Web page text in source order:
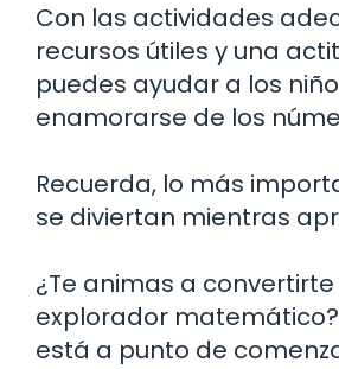
Con las actividades
recursos útiles y una
puedes ayudar a los
enamorarse de los
Recuerda, lo más
se diviertan mientras
¿Te animas a convertirte
explorador matemático?
está a punto de